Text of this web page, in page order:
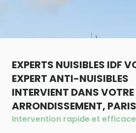
EXPERTS NUISIBLES IDF
EXPERT ANTI-NUISIBLES
INTERVIENT DANS VOTRE
ARRONDISSEMENT,
Intervention rapide et